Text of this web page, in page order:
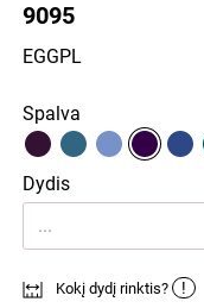
9095
EGGPL
Spalva
Dydis
...
Kokį dydį rinktis? !